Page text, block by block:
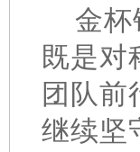
金杯
既是对
团队前
继续坚